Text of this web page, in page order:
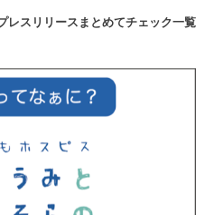
レスリリースまとめてチェック一覧